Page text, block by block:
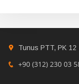
Tunus PTT, PK 12
+90 (312) 230 03